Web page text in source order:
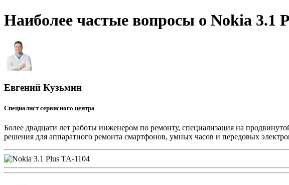
Наиболее частые вопросы о Nokia 3.1
Евгений Кузьмин
Специалист сервисного центра
Более двадцати лет работы инженером по ремонту, специализация на
решения для аппаратного ремонта смартфонов, умных часов и передовых